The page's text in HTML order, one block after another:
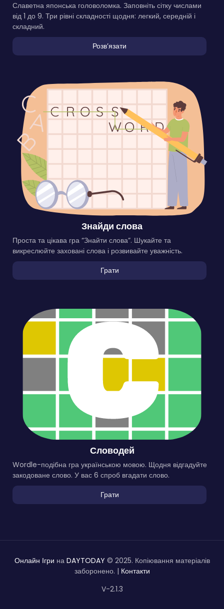
Славетна японська головоломка. Заповніть сітку числами
від 1 до 9. Три рівні складності щодня: легкий, середній і
складний.
Розвʼязати
Знайди слова
Проста та цікава гра “Знайти слова”. Шукайте та
викреслюйте заховані слова і розвивайте уважність.
Грати
Словодей
Wordle-подібна гра українською мовою. Щодня відгадуйте
закодоване слово. У вас 6 спроб вгадати слово.
Грати
Онлайн Ігри на DAYTODAY © 2025. Копіювання матеріалів
заборонено. | Контакти
V-2.1.3